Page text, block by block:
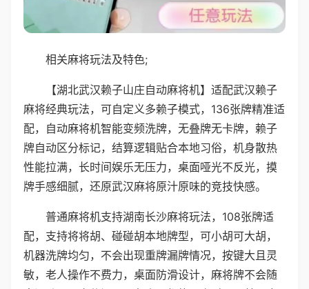
相关麻将玩法及特色;
【湖北武汉赖子山庄自动麻将机】适配武汉赖子
麻将经典玩法，可自定义多赖子模式，136张牌精准适
配，自动麻将机智能变频洗牌，无叠牌无卡牌，赖子
牌自动区分标记，结算逻辑贴合本地习俗，机身散热
性能拉满，长时间娱乐无压力，桌面哑光不反光，摸
牌手感细腻，还原武汉麻将原汁原味的竞技快感。
普通麻将机支持湖南长沙麻将玩法，108张牌适
配，支持将将胡、碰碰胡本地牌型，可小胡可大胡，
机器洗牌均匀，不会出现重牌漏牌情况，按键大且灵
敏，老人操作不费力，桌面防滑设计，麻将牌不会随